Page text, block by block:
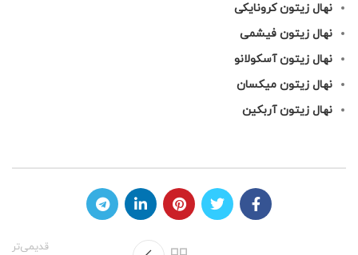
نهال زیتون کرونایکی
نهال زیتون فیشمی
نهال زیتون آسکولانو
نهال زیتون میکسان
نهال زیتون آربکین
قدیمی‌تر